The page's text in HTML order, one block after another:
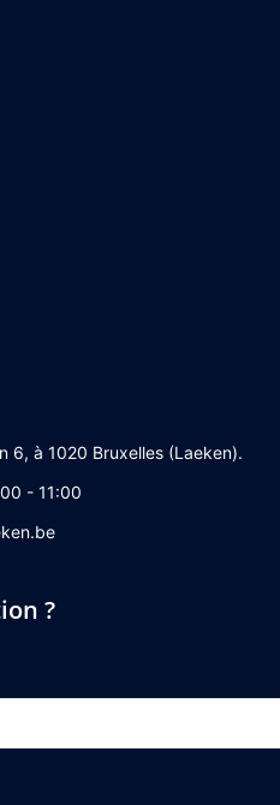
6, à 1020 Bruxelles (Laeken).
- 11:00
?